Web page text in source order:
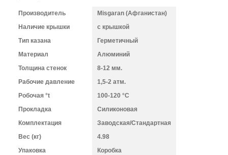
Производитель
Misgaran (Афганистан)
Наличие крышки
с крышкой
Тип казана
Герметичный
Материал
Алюминий
Толщина стенок
8-12 мм.
Рабочие давление
1,5-2 атм.
Робочая °t
100-120 °C
Прокладка
Силиконовая
Комплектация
Заводская/Стандартная
Вес (кг)
4.98
Упаковка
Коробка